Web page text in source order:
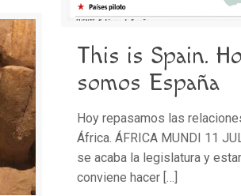
This is Spain.
somos España
Hoy repasamos las
África. ÁFRICA MUNDI 11
se acaba la legislatura y
conviene hacer[…]